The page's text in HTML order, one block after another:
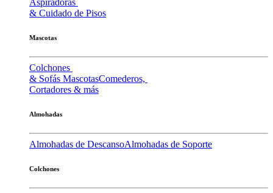
Aspiradoras
& Cuidado de Pisos
Mascotas
Colchones
& Sofás MascotasComederos,
Cortadores & más
Almohadas
Almohadas de DescansoAlmohadas de Soporte
Colchones